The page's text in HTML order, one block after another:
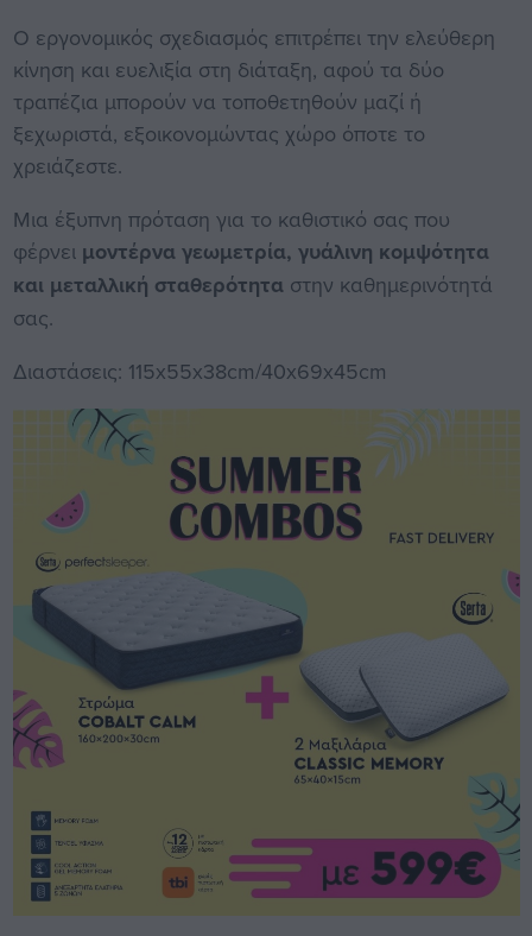
Ο εργονομικός σχεδιασμός επιτρέπει την ελεύθερη
κίνηση και ευελιξία στη διάταξη, αφού τα δύο
τραπέζια μπορούν να τοποθετηθούν μαζί ή
ξεχωριστά, εξοικονομώντας χώρο όποτε το
χρειάζεστε.
Μια έξυπνη πρόταση για το καθιστικό σας που
φέρνει μοντέρνα γεωμετρία, γυάλινη κομψότητα
και μεταλλική σταθερότητα στην καθημερινότητά
σας.
Διαστάσεις: 115x55x38cm/40x69x45cm